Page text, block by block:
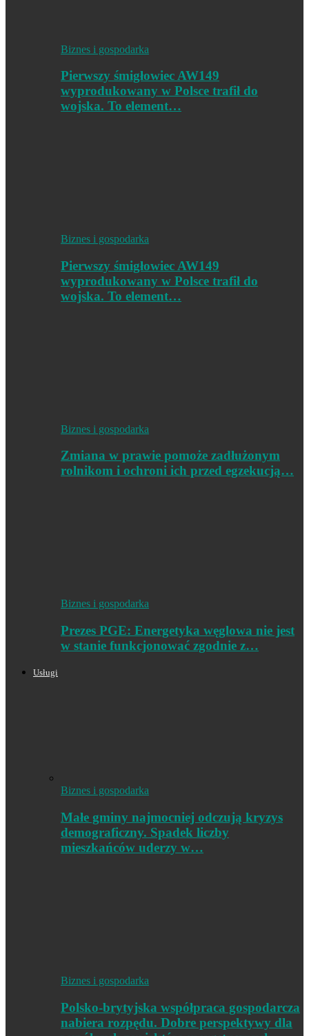
Biznes i gospodarka
Pierwszy śmigłowiec AW149
wyprodukowany w Polsce trafił do
wojska. To element…
Biznes i gospodarka
Pierwszy śmigłowiec AW149
wyprodukowany w Polsce trafił do
wojska. To element…
Biznes i gospodarka
Zmiana w prawie pomoże zadłużonym
rolnikom i ochroni ich przed egzekucją…
Biznes i gospodarka
Prezes PGE: Energetyka węglowa nie jest
w stanie funkcjonować zgodnie z…
Usługi
Biznes i gospodarka
Małe gminy najmocniej odczują kryzys
demograficzny. Spadek liczby
mieszkańców uderzy w…
Biznes i gospodarka
Polsko-brytyjska współpraca gospodarcza
nabiera rozpędu. Dobre perspektywy dla